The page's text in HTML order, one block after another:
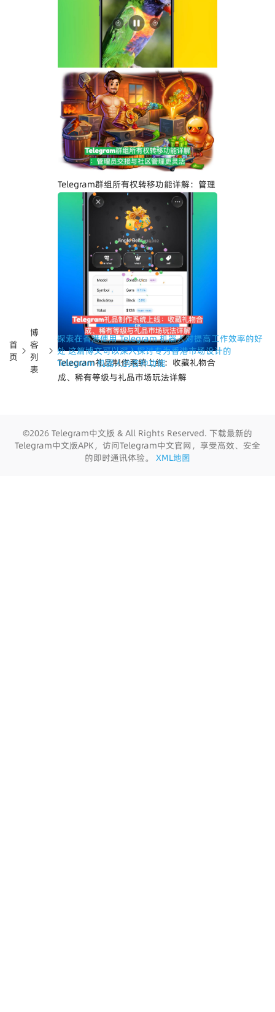
Telegram界面全面升级：安卓版全新设
计、iOS Liquid Glass优化与操作体验提
升
Telegram群组所有权转移功能详解：管理
员交接与社区管理更灵活
Telegram礼品制作系统上线：收藏礼物合
成、稀有等级与礼品市场玩法详解
首
页
博
客
列
表
探索在香港使用 Telegram 机器人对提高工作效率的好
处 这篇博文可以深入探讨专为香港市场设计的
Telegram 机器人的各种功能
©2026 Telegram中文版 & All Rights Reserved. 下载最新的
Telegram中文版APK，访问Telegram中文官网，享受高效、安全
的即时通讯体验。 XML地图